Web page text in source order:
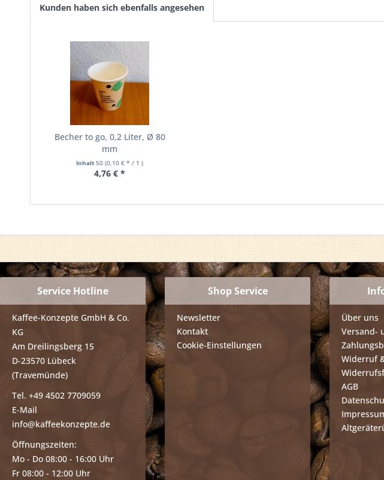
Kunden haben sich ebenfalls angesehen
Becher to go, 0,2 Liter, Ø 80
mm
Inhalt50(0,10 € * / 1 )
4,76 € *
Service Hotline
Kaffee-Konzepte GmbH & Co.
KG
Am Dreilingsberg 15
D-23570 Lübeck
(Travemünde)
Tel. +49 4502 7709059
E-Mail
info@kaffeekonzepte.de
Öffnungszeiten:
Mo - Do 08:00 - 16:00 Uhr
Fr 08:00 - 12:00 Uhr
Shop Service
Newsletter
Kontakt
Cookie-Einstellungen
Über uns
Versand-
Widerruf
AGB